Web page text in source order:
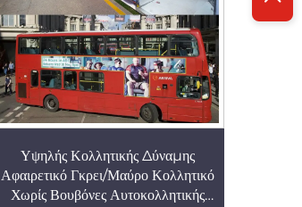
Υψηλής Κολλητικής Δύναμης
Αφαιρετικό Γκρει/Μαύρο Κολλητικό
Χωρίς Βουβόνες Αυτοκολλητικής